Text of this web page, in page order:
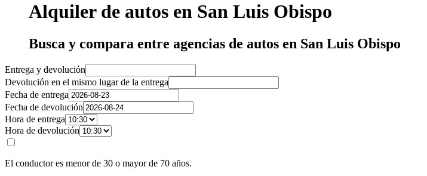
Alquiler de autos en San Luis Obispo
Busca y compara entre agencias de autos en San Luis Obispo
Entrega y devolución
Devolución en el mismo lugar de la entrega
Fecha de entrega
Fecha de devolución
Hora de entrega
Hora de devolución
El conductor es menor de 30 o mayor de 70 años.